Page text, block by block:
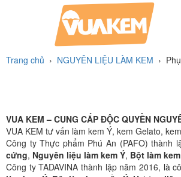
Trang chủ › NGUYÊN LIỆU LÀM KEM ›
VUA KEM – CUNG CẤP ĐỘC QUYỀN
VUA KEM tư vấn làm kem Ý, kem Gelato,
Công ty Thực phẩm Phú An (PAFO) thành
cứng, Nguyên liệu làm kem Ý, Bột làm
Công ty TADAVINA thành lập năm 2016, là